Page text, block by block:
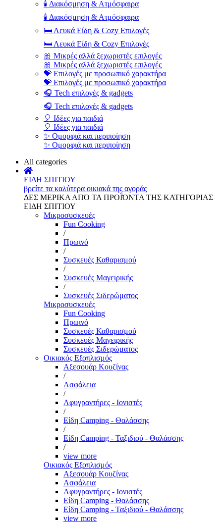
🕯️ Διακόσμηση & Ατμόσφαιρα
🕯️ Διακόσμηση & Ατμόσφαιρα
🛏️ Λευκά Είδη & Cozy Επιλογές
🛏️ Λευκά Είδη & Cozy Επιλογές
🎀 Μικρές αλλά ξεχωριστές επιλογές
🎀 Μικρές αλλά ξεχωριστές επιλογές
💝 Επιλογές με προσωπικό χαρακτήρα
💝 Επιλογές με προσωπικό χαρακτήρα
🎧 Tech επιλογές & gadgets
🎧 Tech επιλογές & gadgets
🎈 Ιδέες για παιδιά
🎈 Ιδέες για παιδιά
✨ Ομορφιά και περιποίηση
✨ Ομορφιά και περιποίηση
All categories
ΕΙΔΗ ΣΠΙΤΙΟΥ
βρείτε τα καλύτερα οικιακά της αγοράς
ΔΕΣ ΜΕΡΙΚΑ ΑΠΌ ΤΑ ΠΡΟΪΌΝΤΑ ΤΗΣ ΚΑΤΗΓΟΡΙΑΣ
ΕΙΔΗ ΣΠΙΤΙΟΥ
Μικροσυσκευές
Fun Cooking
/
Πρωινό
/
Συσκευές Καθαρισμού
/
Συσκευές Μαγειρικής
/
Συσκευές Σιδερώματος
Μικροσυσκευές
Fun Cooking
Πρωινό
Συσκευές Καθαρισμού
Συσκευές Μαγειρικής
Συσκευές Σιδερώματος
Οικιακός Εξοπλισμός
Αξεσουάρ Κουζίνας
/
Ασφάλεια
/
Αφυγραντήρες - Ιονιστές
/
Είδη Camping - Θαλάσσης
/
Είδη Camping - Ταξιδιού - Θαλάσσης
/
view more
Οικιακός Εξοπλισμός
Αξεσουάρ Κουζίνας
Ασφάλεια
Αφυγραντήρες - Ιονιστές
Είδη Camping - Θαλάσσης
Είδη Camping - Ταξιδιού - Θαλάσσης
view more